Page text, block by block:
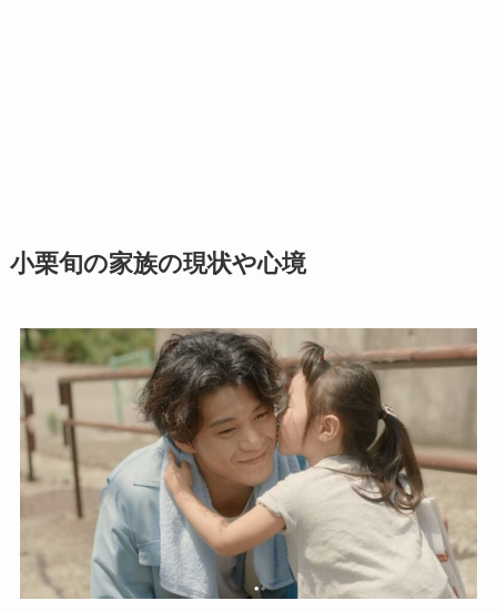
小栗旬の家族の現状や心境